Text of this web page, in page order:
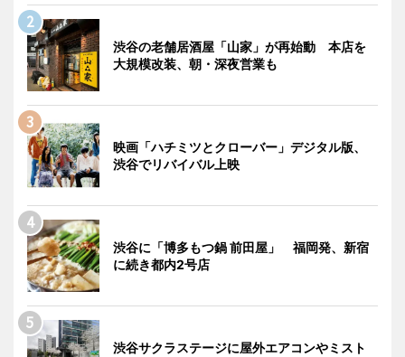
渋谷の老舗居酒屋「山家」が再始動 本店を
大規模改装、朝・深夜営業も
映画「ハチミツとクローバー」デジタル版、
渋谷でリバイバル上映
渋谷に「博多もつ鍋 前田屋」 福岡発、新宿
に続き都内2号店
渋谷サクラステージに屋外エアコンやミスト